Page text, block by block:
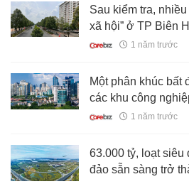
Sau kiểm tra,
xã hội” ở TP Biên
1 năm trước
Một phân khúc bất
các khu công
dào
1 năm trước
63.000 tỷ, loạt siêu
đảo sẵn sàng trở